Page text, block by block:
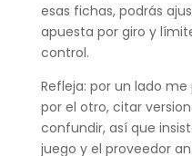
esas fichas, podrás
apuesta por giro y
control.
Refleja: por un lado
por el otro, citar
confundir, así que
juego y el proveedor